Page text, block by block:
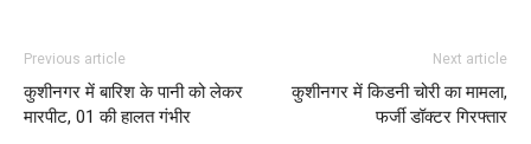
Previous article
कुशीनगर में बारिश के पानी को लेकर
मारपीट, 01 की हालत गंभीर
Next article
कुशीनगर में किडनी चोरी का मामला,
फर्जी डॉक्टर गिरफ्तार